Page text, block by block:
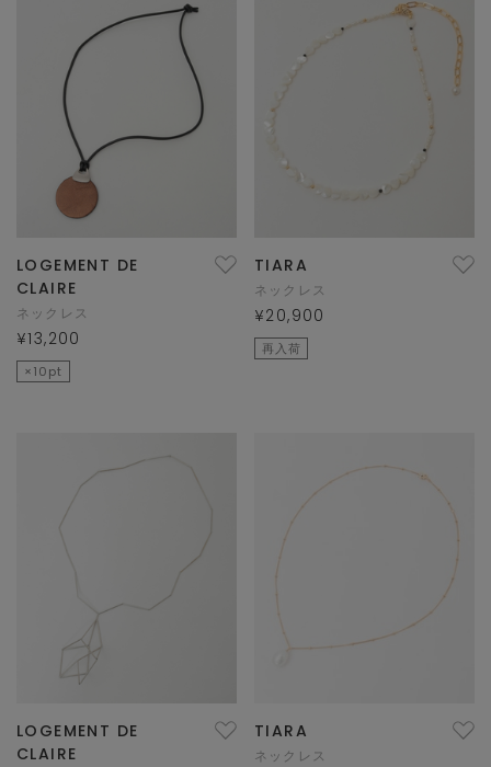
LOGEMENT DE
CLAIRE
ネックレス
¥13,200
×10pt
TIARA
ネックレス
¥20,900
再入荷
LOGEMENT DE
CLAIRE
TIARA
ネックレス